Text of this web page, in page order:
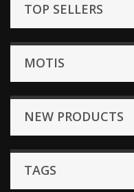
TOP SELLERS
MOTIS
NEW PRODUCTS
TAGS